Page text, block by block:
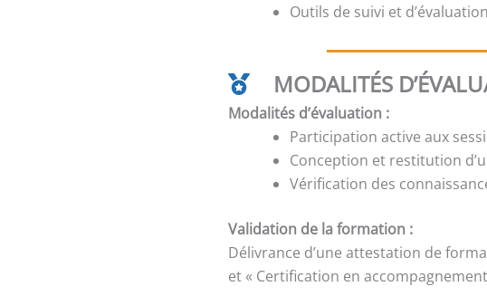
Outils de suivi et d’évaluation
MODALITÉS
Modalités d’évaluation :
Participation active aux
Conception et restitution
Vérification des
Validation de la formation :
Délivrance d’une attestation de
et « Certification en